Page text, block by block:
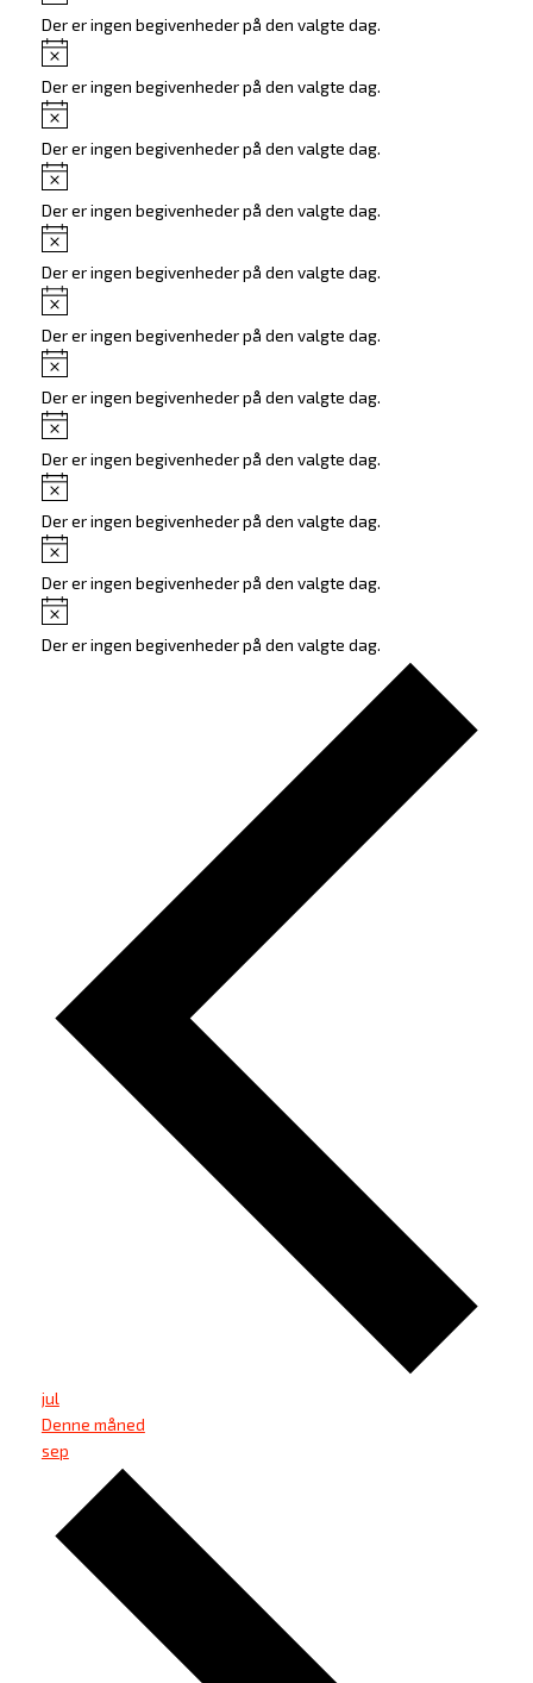
Der er ingen begivenheder på den valgte dag.
Notice
Der er ingen begivenheder på den valgte dag.
Notice
Der er ingen begivenheder på den valgte dag.
Notice
Der er ingen begivenheder på den valgte dag.
Notice
Der er ingen begivenheder på den valgte dag.
Notice
Der er ingen begivenheder på den valgte dag.
Notice
Der er ingen begivenheder på den valgte dag.
Notice
Der er ingen begivenheder på den valgte dag.
Notice
Der er ingen begivenheder på den valgte dag.
Notice
Der er ingen begivenheder på den valgte dag.
Notice
Der er ingen begivenheder på den valgte dag.
jul
Denne måned
sep